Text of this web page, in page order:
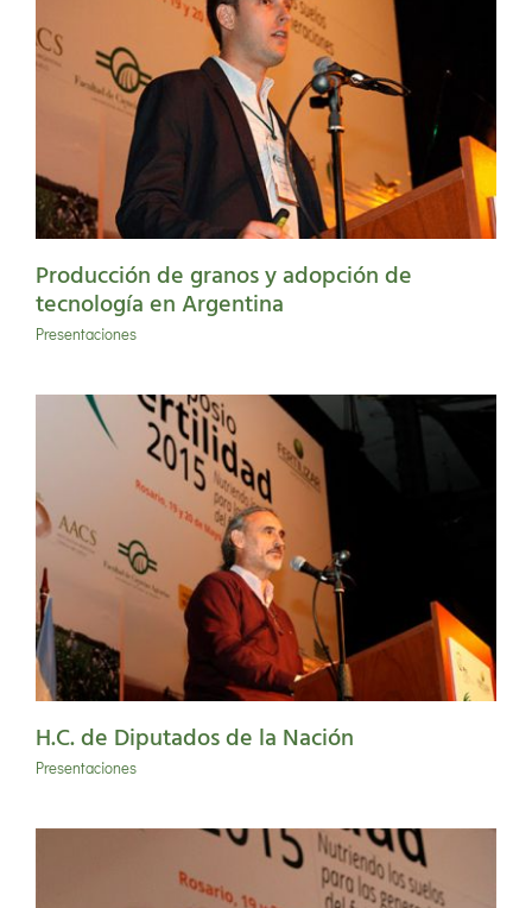
Producción de granos y adopción de
tecnología en Argentina
Presentaciones
H.C. de Diputados de la Nación
Presentaciones